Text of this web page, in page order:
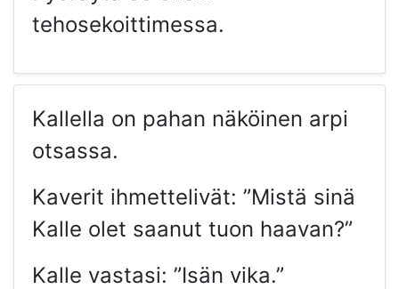
tehosekoittimessa.
Kallella on pahan näköinen arpi
otsassa.
Kaverit ihmettelivät: ”Mistä sinä
Kalle olet saanut tuon haavan?”
Kalle vastasi: ”Isän vika.”